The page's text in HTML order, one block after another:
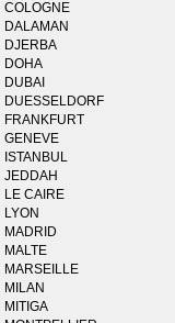
COLOGNE
DALAMAN
DJERBA
DOHA
DUBAI
DUESSELDORF
FRANKFURT
GENEVE
ISTANBUL
JEDDAH
LE CAIRE
LYON
MADRID
MALTE
MARSEILLE
MILAN
MITIGA